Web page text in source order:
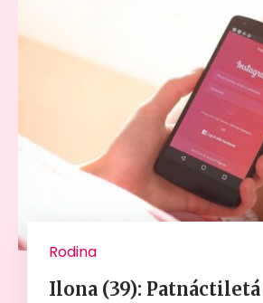
Rodina
Ilona (39):